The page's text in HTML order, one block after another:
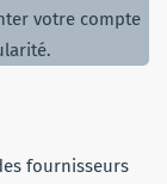
votre compte
fournisseurs